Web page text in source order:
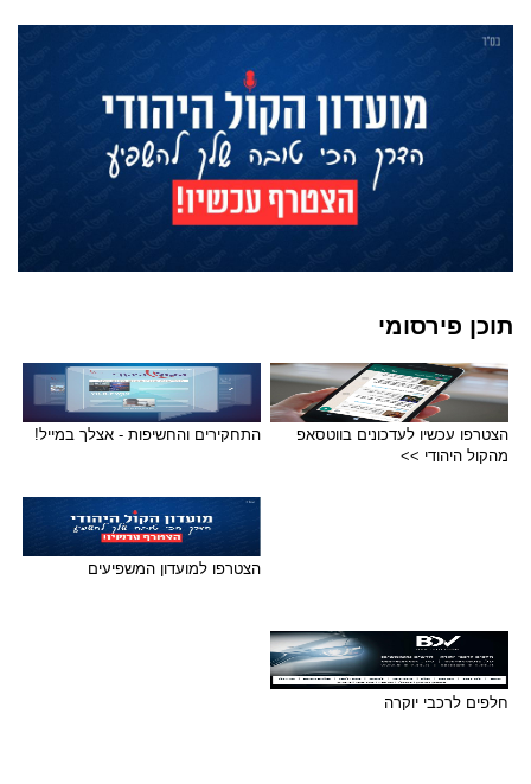
תוכן פירסומי
הצטרפו עכשיו לעדכונים בווטסאפ
מהקול היהודי >>
התחקירים והחשיפות - אצלך במייל!
הצטרפו למועדון המשפיעים
חלפים לרכבי יוקרה